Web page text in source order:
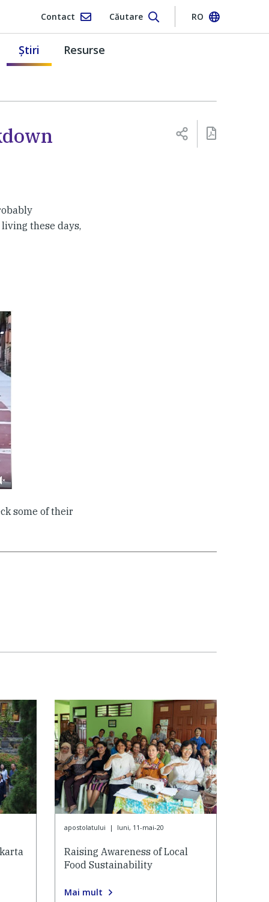
Contact Căutare RO
Ştiri Resurse
these days,
some of their
apostolatului | luni, 11-mai-20
Raising Awareness of Local
Food Sustainability
Mai mult